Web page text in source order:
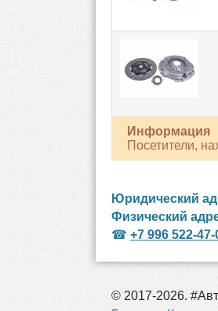
Информация
Посетители,
Юридический
Физический
☎ +7 996 522-47-
© 2017-2026.